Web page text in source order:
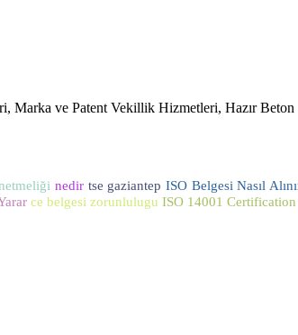
ve Patent Vekillik Hizmetleri, Hazır
nedir tse gaziantep ISO Belgesi Nasıl
ce belgesi zorunlulugu ISO 14001 Certification